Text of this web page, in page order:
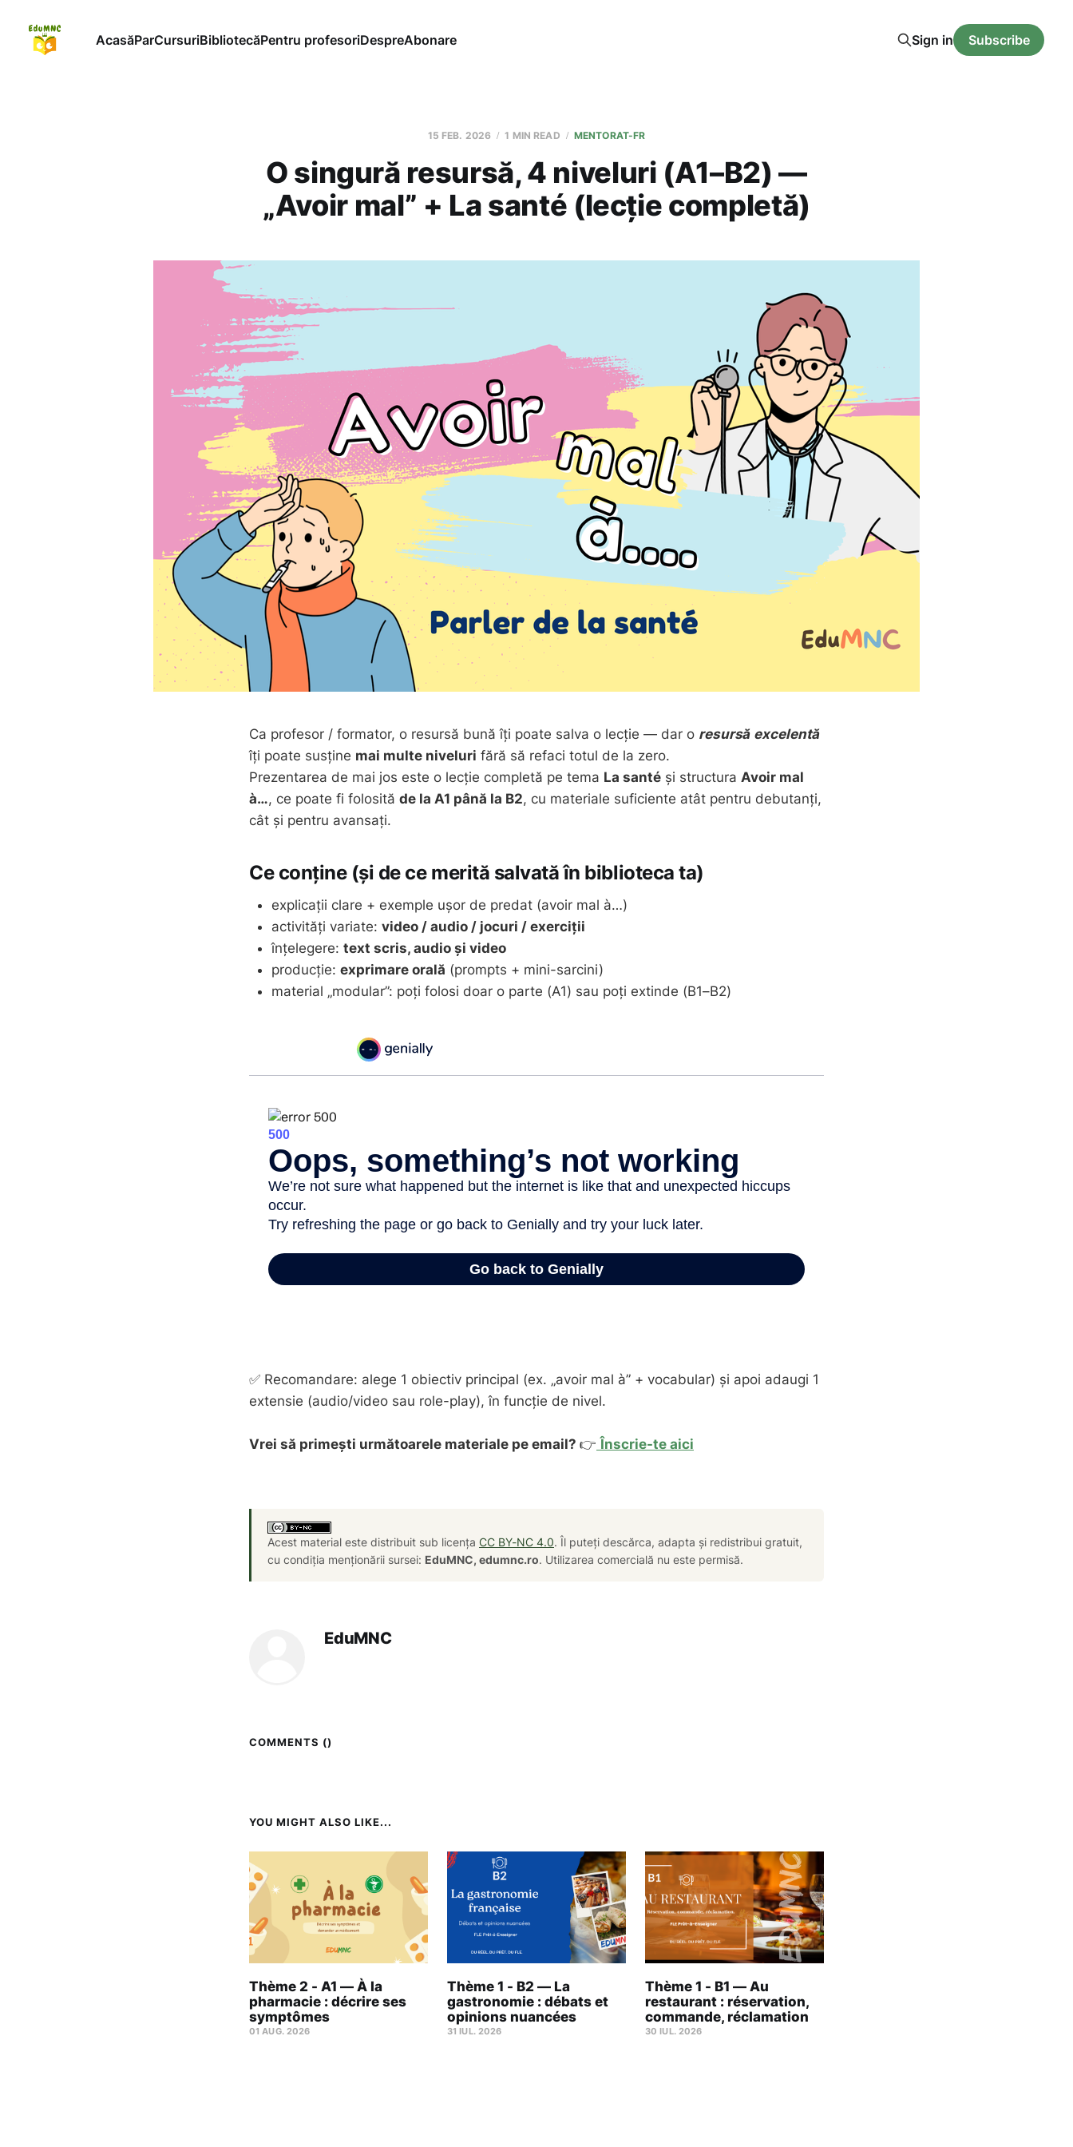
AcasăParCursuriBibliotecăPentru profesoriDespreAbonare Sign in Subscribe
15 FEB. 2026 1 MIN READ MENTORAT-FR
O singură resursă, 4 niveluri (A1–B2) —
„Avoir mal” + La santé (lecție completă)
Ca profesor / formator, o resursă bună îți poate salva o lecție — dar o resursă excelentă
îți poate susține mai multe niveluri fără să refaci totul de la zero.
Prezentarea de mai jos este o lecție completă pe tema La santé și structura Avoir mal
à…, ce poate fi folosită de la A1 până la B2, cu materiale suficiente atât pentru debutanți,
cât și pentru avansați.
Ce conține (și de ce merită salvată în biblioteca ta)
explicații clare + exemple ușor de predat (avoir mal à…)
activități variate: video / audio / jocuri / exerciții
înțelegere: text scris, audio și video
producție: exprimare orală (prompts + mini-sarcini)
material „modular”: poți folosi doar o parte (A1) sau poți extinde (B1–B2)
✅ Recomandare: alege 1 obiectiv principal (ex. „avoir mal à” + vocabular) și apoi adaugi 1
extensie (audio/video sau role-play), în funcție de nivel.
Vrei să primești următoarele materiale pe email? 👉 Înscrie-te aici
Acest material este distribuit sub licența CC BY-NC 4.0. Îl puteți descărca, adapta și redistribui gratuit,
cu condiția menționării sursei: EduMNC, edumnc.ro. Utilizarea comercială nu este permisă.
EduMNC
COMMENTS ()
YOU MIGHT ALSO LIKE...
Thème 2 - A1 — À la
pharmacie : décrire ses
symptômes
01 AUG. 2026
Thème 1 - B2 — La
gastronomie : débats et
opinions nuancées
31 IUL. 2026
Thème 1 - B1 — Au
restaurant : réservation,
commande, réclamation
30 IUL. 2026